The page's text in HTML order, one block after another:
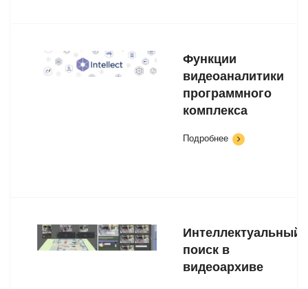
Функции
видеоаналитики
программного
комплекса
Подробнее
Интеллектуальный
поиск в
видеоархиве